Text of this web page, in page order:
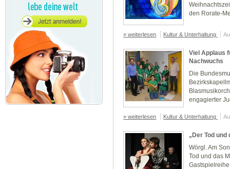
den Rorate-
» weiterlesen Kultur & Unterhaltung
Viel Applaus
Nachwuchs
Die
engagierter
» weiterlesen Kultur & Unterhaltung
„Der Tod und
Wörgl. Am
Tod und das